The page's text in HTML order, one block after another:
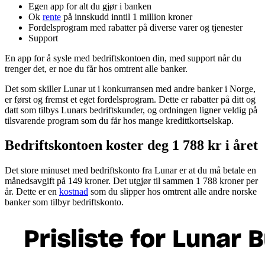
Egen app for alt du gjør i banken
Ok rente på innskudd inntil 1 million kroner
Fordelsprogram med rabatter på diverse varer og tjenester
Support
En app for å sysle med bedriftskontoen din, med support når du
trenger det, er noe du får hos omtrent alle banker.
Det som skiller Lunar ut i konkurransen med andre banker i Norge,
er først og fremst et eget fordelsprogram. Dette er rabatter på ditt og
datt som tilbys Lunars bedriftskunder, og ordningen ligner veldig på
tilsvarende program som du får hos mange kredittkortselskap.
Bedriftskontoen koster deg 1 788 kr i året
Det store minuset med bedriftskonto fra Lunar er at du må betale en
månedsavgift på 149 kroner. Det utgjør til sammen 1 788 kroner per
år. Dette er en kostnad som du slipper hos omtrent alle andre norske
banker som tilbyr bedriftskonto.